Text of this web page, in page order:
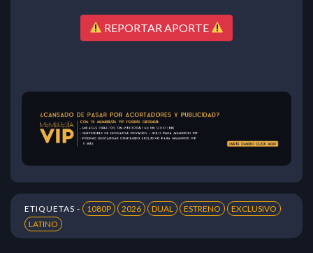
REPORTAR APORTE
ETIQUETAS - 1080P 2026 DUAL ESTRENO
EXCLUSIVO
LATINO